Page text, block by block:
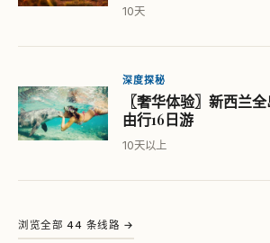
10天
深度探秘
〖奢华体验〗新西兰
由行16日游
10天以上
浏览全部 44 条线路 →